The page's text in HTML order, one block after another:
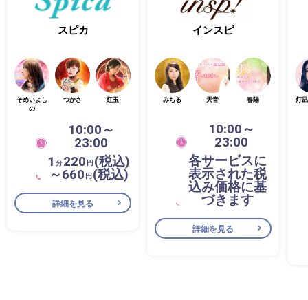
スピカ
そめいよし
の
つかさ 紅玉
10:00～
23:00
1 分220 円(税込)
～660 円(税込)
詳細を見る
インスピ
みちる 天音 春陽
10:00～
23:00
各サービスに
表示された税
込み価格に基
づきます
詳細を見る
灯